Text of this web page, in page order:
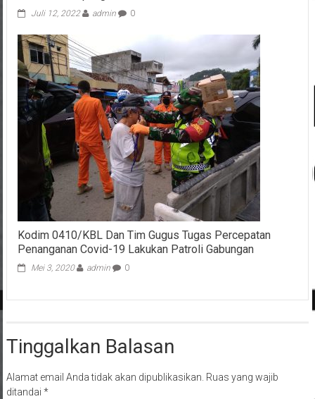
Juli 12, 2022 admin 0
Kodim 0410/KBL Dan Tim Gugus Tugas Percepatan
Penanganan Covid-19 Lakukan Patroli Gabungan
Mei 3, 2020 admin 0
Tinggalkan Balasan
Alamat email Anda tidak akan dipublikasikan. Ruas yang wajib
ditandai *